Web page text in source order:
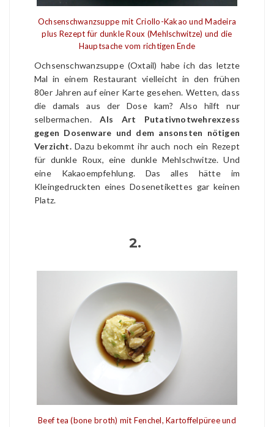
Ochsenschwanzsuppe mit Criollo-Kakao und Madeira
plus Rezept für dunkle Roux (Mehlschwitze) und die
Hauptsache vom richtigen Ende
Ochsenschwanzsuppe (Oxtail) habe ich das letzte
Mal in einem Restaurant vielleicht in den frühen
80er Jahren auf einer Karte gesehen. Wetten, dass
die damals aus der Dose kam? Also hilft nur
selbermachen.Als Art Putativnotwehrexzess
gegen Dosenware und dem ansonsten nötigen
Verzicht.Dazu bekommt ihr auch noch ein Rezept
für dunkle Roux, eine dunkle Mehlschwitze. Und
eine Kakaoempfehlung. Das alles hätte im
Kleingedruckten eines Dosenetikettes gar keinen
Platz.
2.
Beef tea (bone broth) mit Fenchel, Kartoffelpüree und